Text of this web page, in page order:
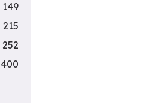
149
215
252
400